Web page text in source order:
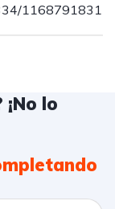
1168791831
lo